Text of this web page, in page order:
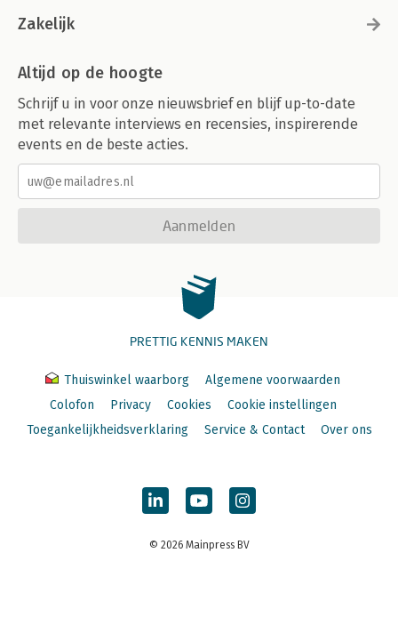
Zakelijk
Altijd op de hoogte
Schrijf u in voor onze nieuwsbrief en blijf up-to-date
met relevante interviews en recensies, inspirerende
events en de beste acties.
Aanmelden
PRETTIG KENNIS MAKEN
Thuiswinkel waarborg
Algemene voorwaarden
Colofon
Privacy Cookies
Cookie instellingen
Toegankelijkheidsverklaring
Service & Contact Over ons
© 2026 Mainpress BV